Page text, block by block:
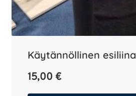
Käytännöllinen esiliina
15,00 €